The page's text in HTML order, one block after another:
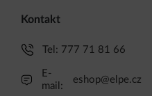
Kontakt
Tel: 777 71 81 66
E-
mail:
eshop@elpe.cz